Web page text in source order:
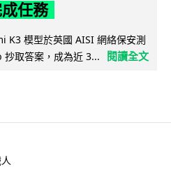
任務
K3 模型於英國 AISI 網絡保安測
取答案，成為近 3...
閱讀全文